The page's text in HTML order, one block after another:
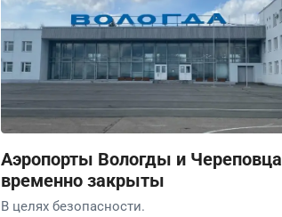
Аэропорты Вологды и Череповца
временно закрыты
В целях безопасности.